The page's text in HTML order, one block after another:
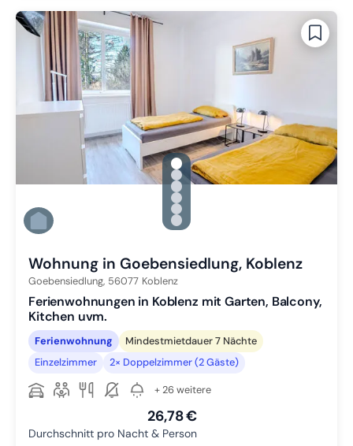
gallery.slide_selector
Zu Slide 1 wechseln
Zu Slide 2 wechseln
Zu Slide 3 wechseln
Zu Slide 4 wechseln
Zu Slide 5 wechseln
Zu Slide 6 wechseln
Wohnung in Goebensiedlung, Koblenz
Goebensiedlung, 56077 Koblenz
Ferienwohnungen in Koblenz mit Garten, Balcony,
Kitchen uvm.
Ferienwohnung
Mindestmietdauer 7 Nächte
Einzelzimmer
2× Doppelzimmer (2 Gäste)
+ 26 weitere
26,78 €
Durchschnitt pro Nacht & Person